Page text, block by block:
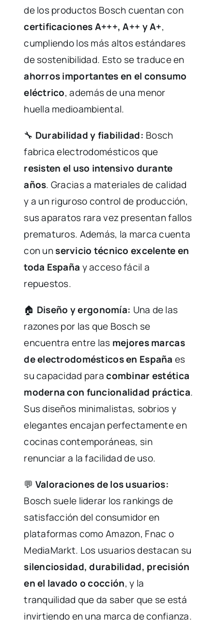
de los productos Bosch cuentan con
certificaciones A+++, A++ y A+,
cumpliendo los más altos estándares
de sostenibilidad. Esto se traduce en
ahorros importantes en el consumo
eléctrico, además de una menor
huella medioambiental.
🔧 Durabilidad y fiabilidad: Bosch
fabrica electrodomésticos que
resisten el uso intensivo durante
años. Gracias a materiales de calidad
y a un riguroso control de producción,
sus aparatos rara vez presentan fallos
prematuros. Además, la marca cuenta
con unservicio técnico excelente en
toda España y acceso fácil a
repuestos.
🏠 Diseño y ergonomía: Una de las
razones por las que Bosch se
encuentra entre las mejores marcas
de electrodomésticos en España es
su capacidad paracombinar estética
moderna con funcionalidad práctica.
Sus diseños minimalistas, sobrios y
elegantes encajan perfectamente en
cocinas contemporáneas, sin
renunciar a la facilidad de uso.
💬 Valoraciones de los usuarios:
Bosch suele liderar los rankings de
satisfacción del consumidor en
plataformas como Amazon, Fnac o
MediaMarkt. Los usuarios destacan su
silenciosidad, durabilidad, precisión
en el lavado o cocción, y la
tranquilidad que da saber que se está
invirtiendo en una marca de confianza.